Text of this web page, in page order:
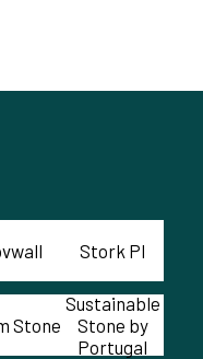
Stork PI
Stone
Sustainable
Stone by
Portugal